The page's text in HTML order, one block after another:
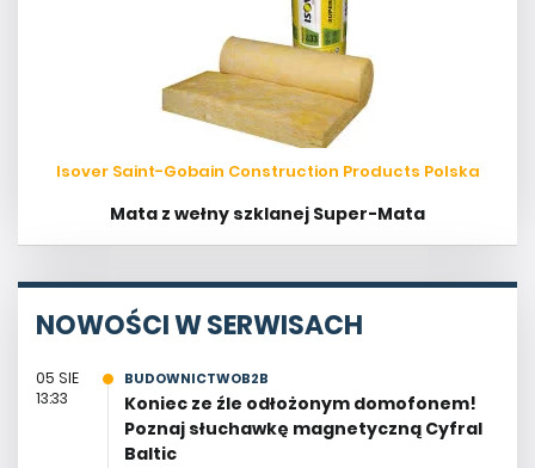
Isover Saint-Gobain Construction Products Polska
Mata z wełny szklanej Super-Mata
NOWOŚCI W SERWISACH
05 SIE
13:33
BUDOWNICTWOB2B
Koniec ze źle odłożonym domofonem!
Poznaj słuchawkę magnetyczną Cyfral
Baltic